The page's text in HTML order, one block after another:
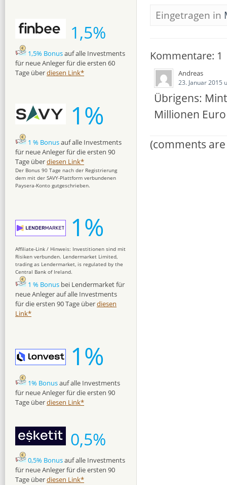
Eingetragen in
Kommentare: 1
Andreas
23. Januar 2015
Übrigens:
Millionen
(comments
1,5%
1,5% Bonusauf alle Investments
für neue Anleger für die ersten 60
Tage überdiesen Link*
1%
1 % Bonusauf alle Investments
für neue Anleger für die ersten 90
Tage überdiesen Link*
Der Bonus 90 Tage nach der Registrierung
dem mit der SAVY-Plattform verbundenen
Paysera-Konto gutgeschrieben.
1%
Affiliate-Link / Hinweis: Investitionen sind mit
Risiken verbunden. Lendermarket Limited,
trading as Lendermarket, is regulated by the
Central Bank of Ireland.
1 % Bonus bei Lendermarket für
neue Anleger auf alle Investments
für die ersten 90 Tage überdiesen
Link*
1%
1% Bonusauf alle Investments
für neue Anleger für die ersten 90
Tage überdiesen Link*
0,5%
0,5% Bonusauf alle Investments
für neue Anleger für die ersten 90
Tage überdiesen Link*